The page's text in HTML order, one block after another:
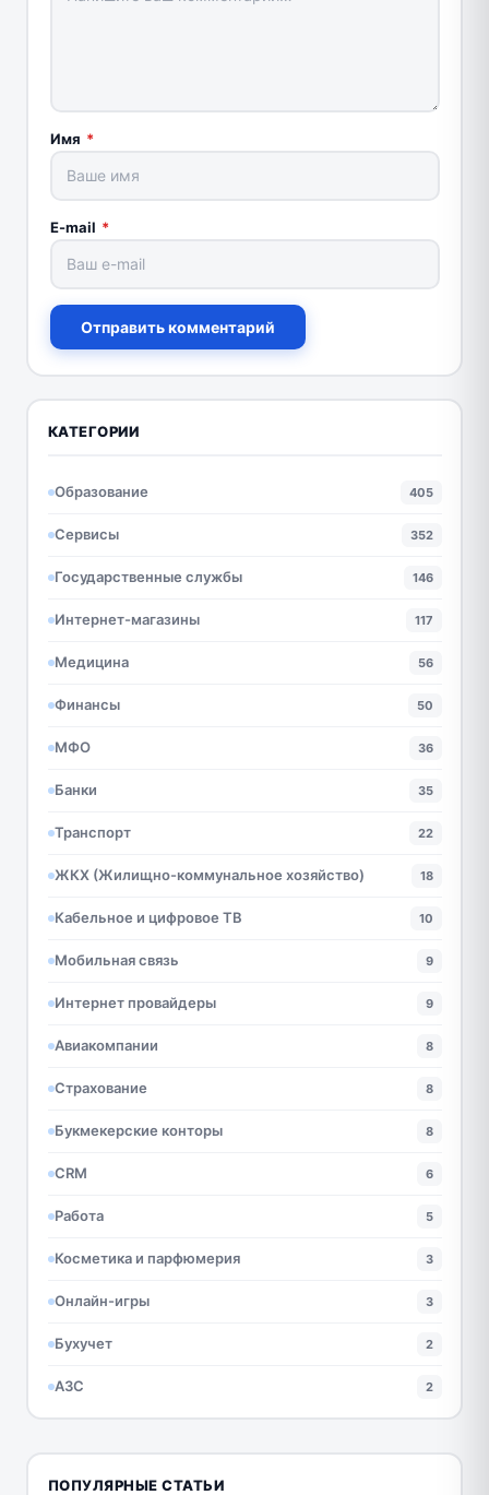
Имя *
E-mail *
Отправить комментарий
КАТЕГОРИИ
Образование 405
Сервисы 352
Государственные службы 146
Интернет-магазины 117
Медицина 56
Финансы 50
МФО 36
Банки 35
Транспорт 22
ЖКХ (Жилищно-коммунальное хозяйство) 18
Кабельное и цифровое ТВ 10
Мобильная связь 9
Интернет провайдеры 9
Авиакомпании 8
Страхование 8
Букмекерские конторы 8
CRM 6
Работа 5
Косметика и парфюмерия 3
Онлайн-игры 3
Бухучет 2
АЗС 2
ПОПУЛЯРНЫЕ СТАТЬИ